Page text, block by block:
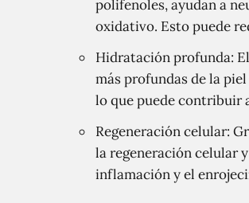
polifenoles, ayudan a
oxidativo. Esto puede
Hidratación profunda:
más profundas de la
lo que puede contribuir
Regeneración celular:
la regeneración celular
inflamación y el